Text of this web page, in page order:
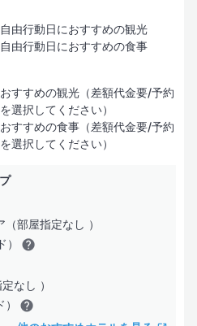
由行動日におすすめの観光
由行動日におすすめの食事
すすめの観光（差額代金要/予約
選択してください）
すすめの食事（差額代金要/予約
選択してください）
部屋指定なし ）
）
なし ）